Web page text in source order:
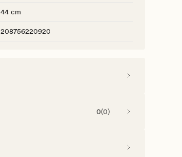
44 cm
208756220920
0(0)